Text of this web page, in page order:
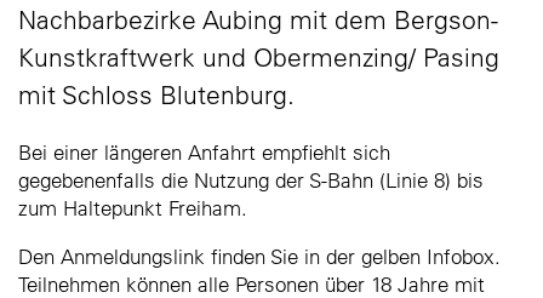
Nachbarbezirke Aubing mit dem Bergson-
Kunstkraftwerk und Obermenzing/ Pasing
mit Schloss Blutenburg.
Bei einer längeren Anfahrt empfiehlt sich
gegebenenfalls die Nutzung der S-Bahn (Linie 8) bis
zum Haltepunkt Freiham.
Den Anmeldungslink finden Sie in der gelben Infobox.
Teilnehmen können alle Personen über 18 Jahre mit